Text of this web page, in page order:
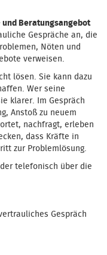
und Beratungsangebot
Gespräche an, die
Nöten und
verweisen.
lösen. Sie kann dazu
Wer seine
klarer. Im Gespräch
Anstoß zu neuem
nachfragt, erleben
dass Kräfte in
zur Problemlösung.
telefonisch über die
Gespräch